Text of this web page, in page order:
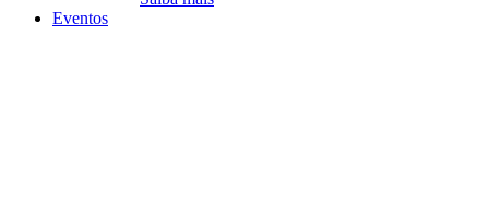
Eventos